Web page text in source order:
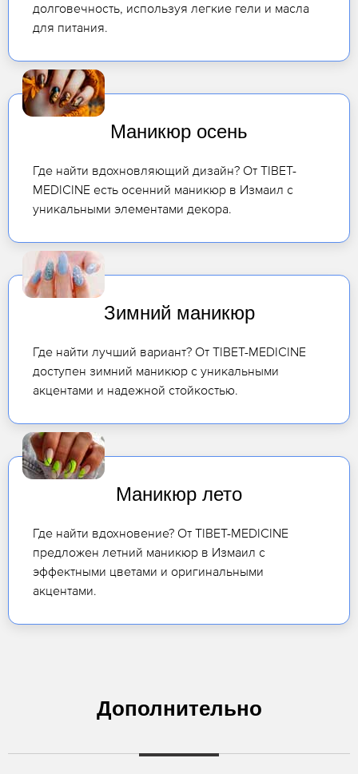
долговечность, используя легкие гели и масла
для питания.
Маникюр осень
Где найти вдохновляющий дизайн? От TIBET-
MEDICINE есть осенний маникюр в Измаил с
уникальными элементами декора.
Зимний маникюр
Где найти лучший вариант? От TIBET-MEDICINE
доступен зимний маникюр с уникальными
акцентами и надежной стойкостью.
Маникюр лето
Где найти вдохновение? От TIBET-MEDICINE
предложен летний маникюр в Измаил с
эффектными цветами и оригинальными
акцентами.
Дополнительно